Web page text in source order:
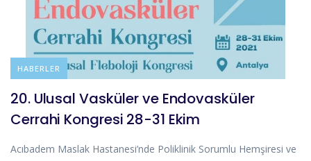
HABERLER
20. Ulusal Vasküler ve Endovasküler
Cerrahi Kongresi 28-31 Ekim
Acıbadem Maslak Hastanesi’nde Poliklinik Sorumlu Hemşiresi ve